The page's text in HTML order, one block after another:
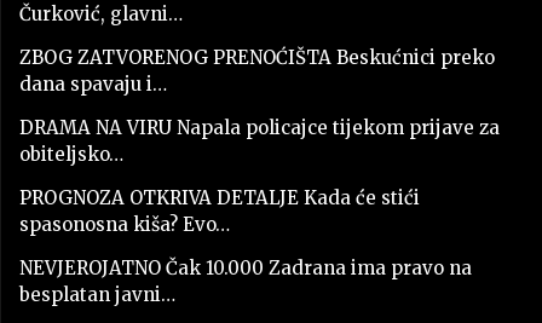
Čurković, glavni…
ZBOG ZATVORENOG PRENOĆIŠTA Beskućnici preko
dana spavaju i…
DRAMA NA VIRU Napala policajce tijekom prijave za
obiteljsko…
PROGNOZA OTKRIVA DETALJE Kada će stići
spasonosna kiša? Evo…
NEVJEROJATNO Čak 10.000 Zadrana ima pravo na
besplatan javni…